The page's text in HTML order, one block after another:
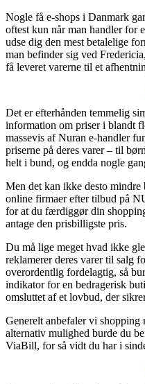
Nogle få e-shops i Danmark
oftest kun når man handler for
udse dig den mest betalelige
man befinder sig ved
få leveret varerne til et
Det er efterhånden temmelig
information om priser i blandt
massevis af Nuran e-handler
priserne på deres varer – til
helt i bund, og endda nogle
Men det kan ikke desto mindre
online firmaer efter tilbud på
for at du færdiggør din
antage den prisbilligste pris.
Du må lige meget hvad ikke
reklamerer deres varer til salg
overordentlig fordelagtig, så
indikator for en bedragerisk
omsluttet af et lovbud, der
Generelt anbefaler vi
alternativ mulighed burde du
ViaBill, for så vidt du har i